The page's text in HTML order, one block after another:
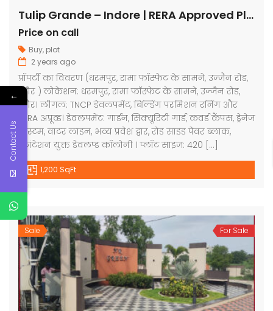
Tulip Grande – Indore | RERA Approved Plots
Price on call
Buy, plot
2 years ago
प्रॉपर्टी का विवरण (धरमपुर, रामा फॉस्फेट के सामने, उज्जैन रोड,
इंदौर ) लोकेशन: धरमपुर, रामा फॉस्फेट के सामने, उज्जैन रोड,
इंदौर। लीगल: TNCP डेवलपमेंट, बिल्डिंग परमिशन रनिंग और
RERA अप्रूव्ड। डेवलपमेंट: गार्डन, सिक्यूरिटी गार्ड, कवर्ड कैंपस, ड्रेनेज
सिस्टम, वाटर लाइन, भव्य प्रवेश द्वार, रोड साइड पेवर ब्लाक,
प्लांटेशन युक्त डेवलप्ड कॉलोनी । प्लॉट साइज: 420 […]
1,200 SqFt
Sale For Sale
←
Contact Us